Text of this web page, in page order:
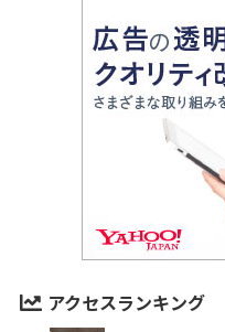
アクセスランキング